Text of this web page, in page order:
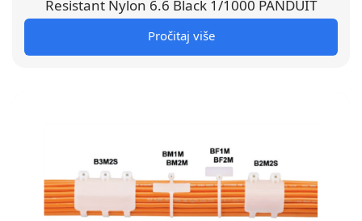
Resistant Nylon 6.6 Black 1/1000 PANDUIT
Pročitaj više